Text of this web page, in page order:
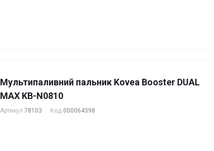
Мультипаливний пальник Kovea Booster DUAL
MAX KB-N0810
Артикул 78103 Код 000064398